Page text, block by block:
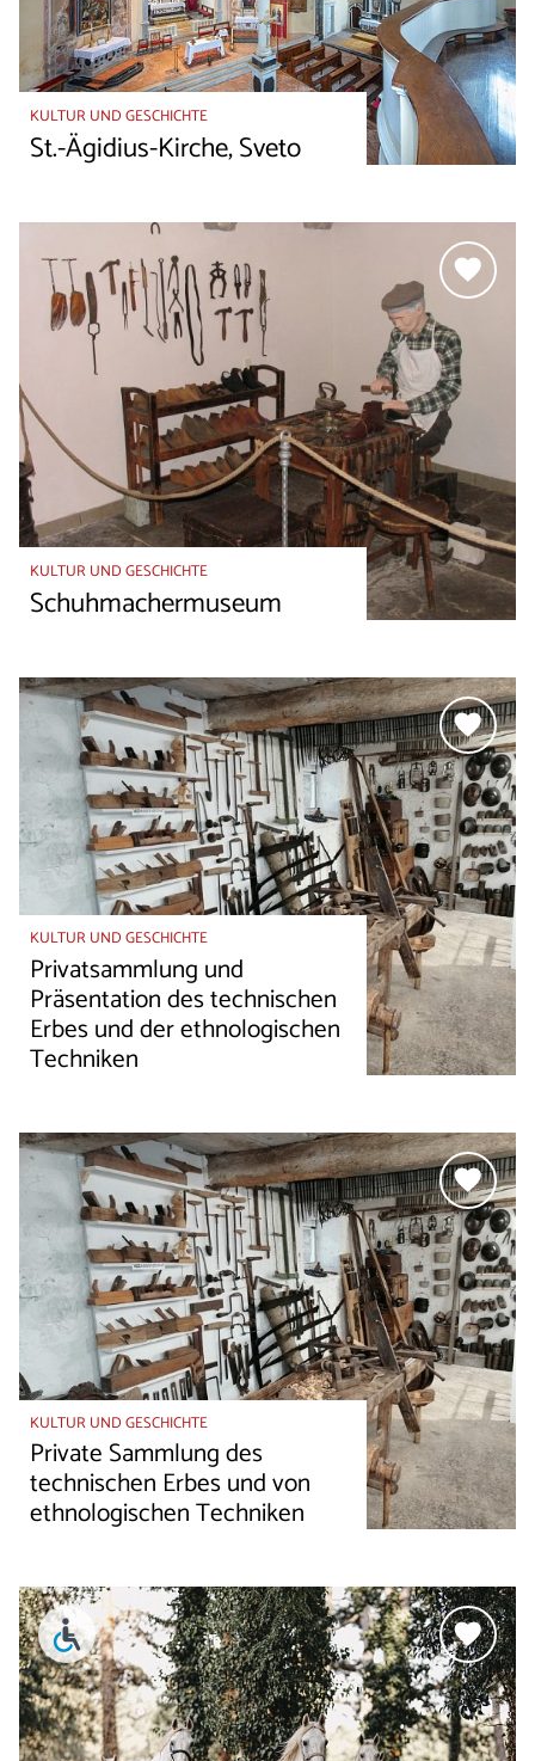
KULTUR UND GESCHICHTE
St.-Ägidius-Kirche, Sveto
KULTUR UND GESCHICHTE
Schuhmachermuseum
KULTUR UND GESCHICHTE
Privatsammlung und
Präsentation des technischen
Erbes und der ethnologischen
Techniken
KULTUR UND GESCHICHTE
Private Sammlung des
technischen Erbes und von
ethnologischen Techniken